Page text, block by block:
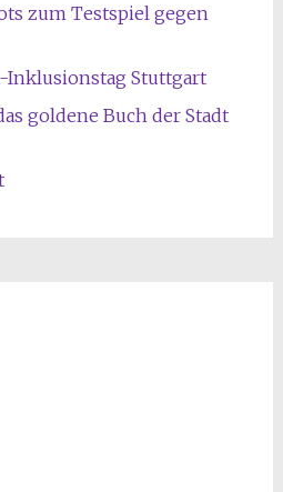
zum Testspiel gegen
Inklusionstag Stuttgart
goldene Buch der Stadt